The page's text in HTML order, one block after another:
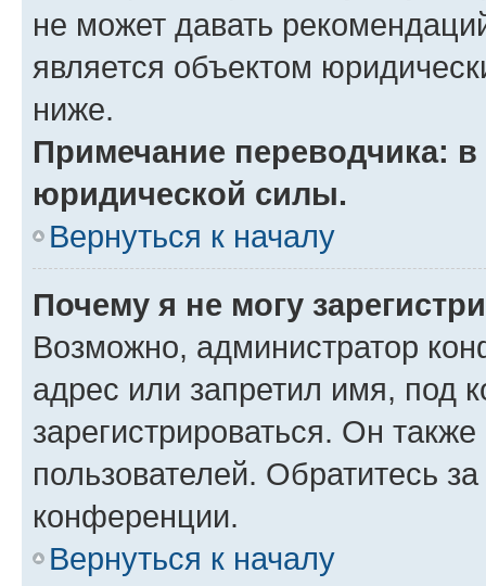
не может давать
является объектом
ниже.
Примечание переводчика:
юридической силы.
Вернуться к началу
Почему я не могу
Возможно, администратор
адрес или запретил имя, под
зарегистрироваться. Он
пользователей. Обратитесь
конференции.
Вернуться к началу